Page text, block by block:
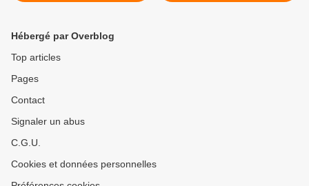
Bécart et Toshiro Suga
Hébergé par Overblog
Top articles
Pages
Contact
Signaler un abus
C.G.U.
Cookies et données personnelles